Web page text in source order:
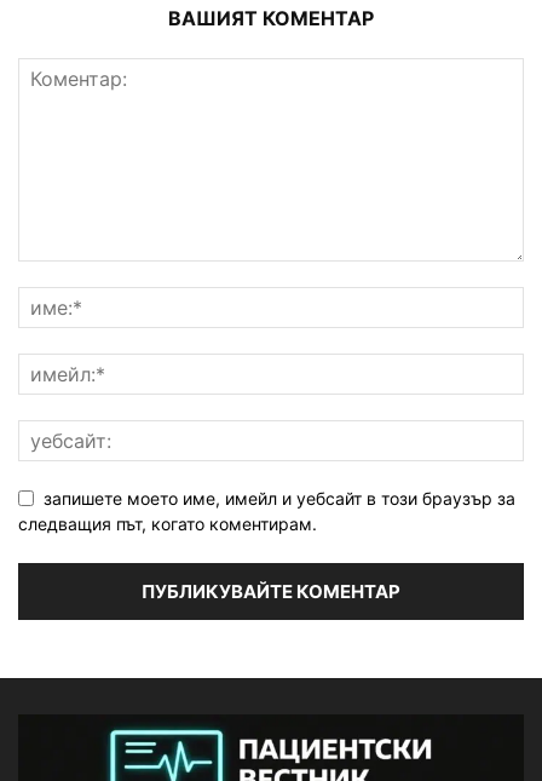
ВАШИЯТ КОМЕНТАР
запишете моето име, имейл и уебсайт в този браузър за
следващия път, когато коментирам.